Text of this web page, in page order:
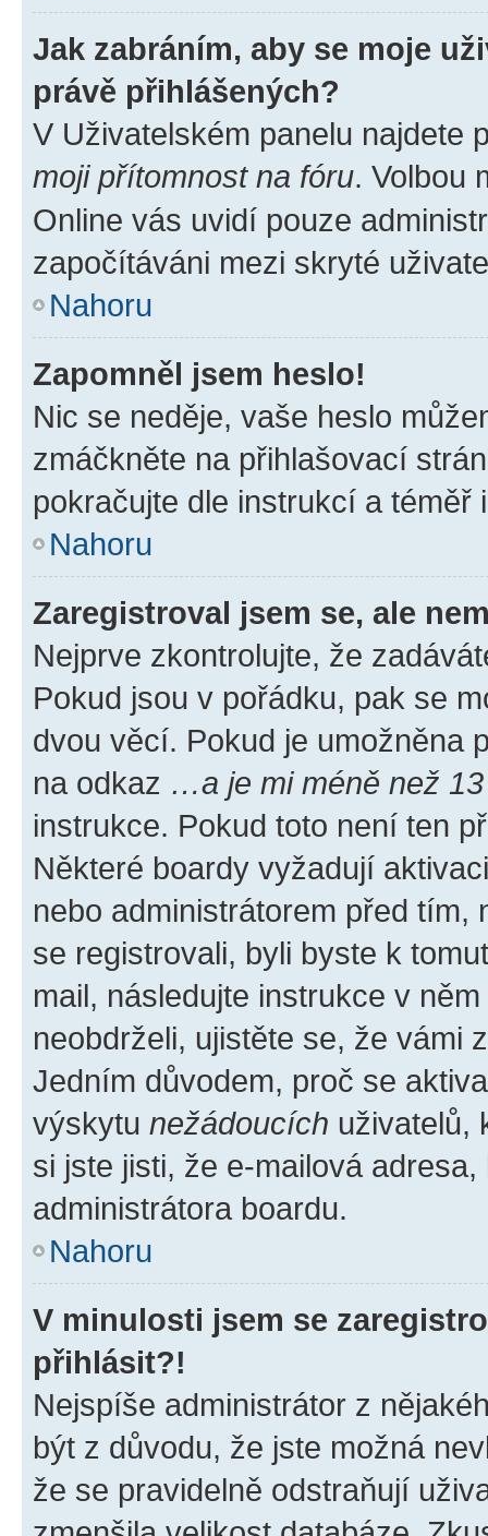
Jak zabráním, aby se moje
právě přihlášených?
V Uživatelském panelu najdete
moji přítomnost na fóru. Volbou
Online vás uvidí pouze
započítáváni mezi skryté
Nahoru
Zapomněl jsem heslo!
Nic se neděje, vaše heslo
zmáčkněte na přihlašovací
pokračujte dle instrukcí a téměř
Nahoru
Zaregistroval jsem se, ale
Nejprve zkontrolujte, že
Pokud jsou v pořádku, pak se
dvou věcí. Pokud je umožněna
na odkaz …a je mi méně než
instrukce. Pokud toto není ten
Některé boardy vyžadují
nebo administrátorem před tím,
se registrovali, byli byste k
mail, následujte instrukce v
neobdrželi, ujistěte se, že vámi
Jedním důvodem, proč se
výskytu nežádoucích uživatelů,
si jste jisti, že e-mailová
administrátora boardu.
Nahoru
V minulosti jsem se
přihlásit?!
Nejspíše administrátor z
být z důvodu, že jste možná
že se pravidelně odstraňují